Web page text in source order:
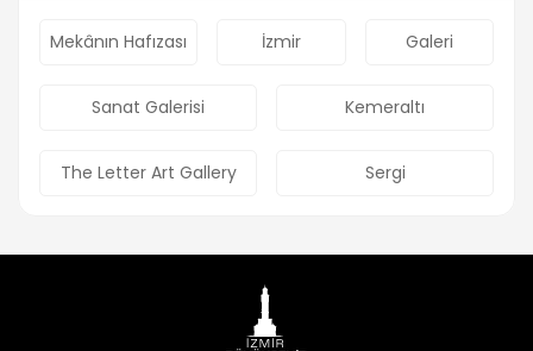
Mekânın Hafızası İzmir Galeri
Sanat Galerisi Kemeraltı
The Letter Art Gallery Sergi